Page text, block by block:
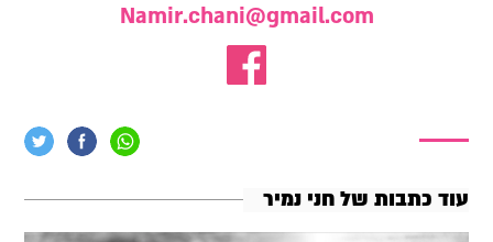
עוד כתבות של חני נמיר
Namir.chani@gmail.com